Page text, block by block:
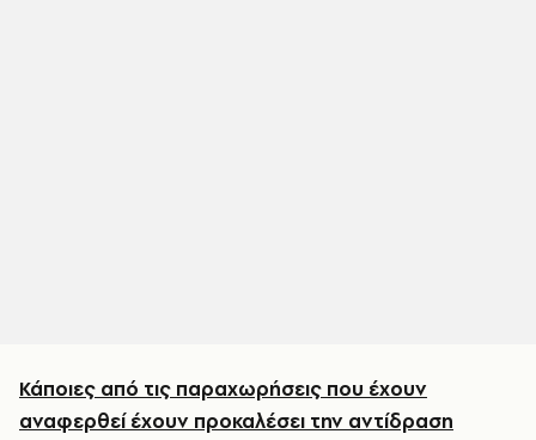
Κάποιες από τις παραχωρήσεις που έχουν
αναφερθεί έχουν προκαλέσει την αντίδραση